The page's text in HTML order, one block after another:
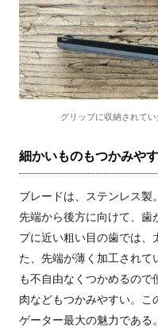
グリップに収納されて
細かいものもつかみや
ブレードは、ステンレス製
先端から後方に向けて、歯
プに近い粗い目の歯では、
た、先端が薄く加工されて
も不自由なくつかめるので
肉などもつかみやすい。こ
ゲーター最大の魅力である。